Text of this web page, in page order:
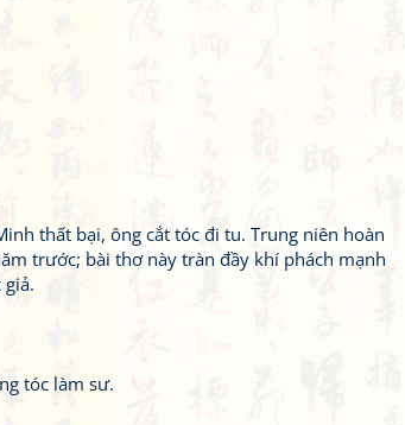
thất bại, ông cắt tóc đi tu. Trung niên hoàn
trước; bài thơ này tràn đầy khí phách mạnh
tóc làm sư.